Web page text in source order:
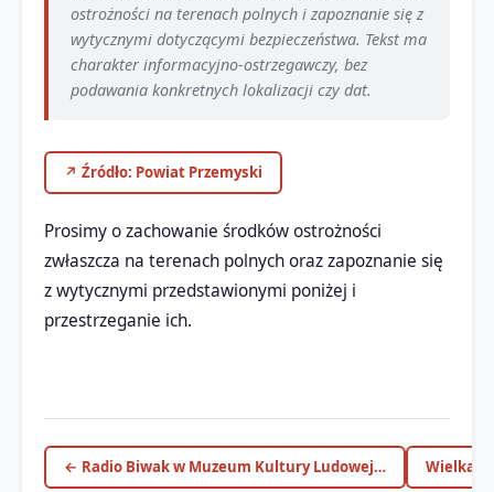
ostrożności na terenach polnych i zapoznanie się z
wytycznymi dotyczącymi bezpieczeństwa. Tekst ma
charakter informacyjno-ostrzegawczy, bez
podawania konkretnych lokalizacji czy dat.
↗ Źródło: Powiat Przemyski
Prosimy o zachowanie środków ostrożności
zwłaszcza na terenach polnych oraz zapoznanie się
z wytycznymi przedstawionymi poniżej i
przestrzeganie ich.
← Radio Biwak w Muzeum Kultury Ludowej… Wielka